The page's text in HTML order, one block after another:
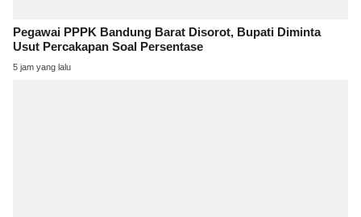
Pegawai PPPK Bandung Barat Disorot, Bupati Diminta
Usut Percakapan Soal Persentase
5 jam yang lalu